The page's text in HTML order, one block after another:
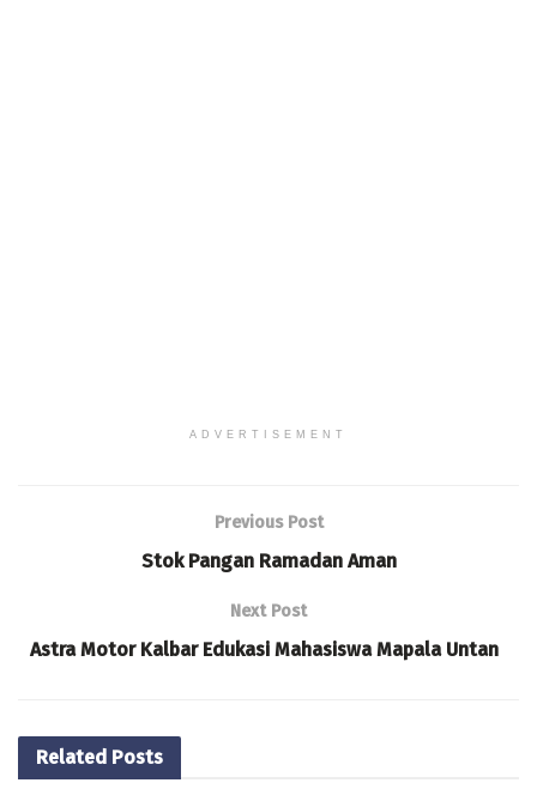
ADVERTISEMENT
Previous Post
Stok Pangan Ramadan Aman
Next Post
Astra Motor Kalbar Edukasi Mahasiswa Mapala Untan
Related Posts